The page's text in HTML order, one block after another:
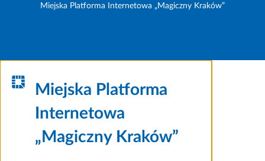
Miejska Platforma Internetowa „Magiczny Kraków”
Miejska Platforma
Internetowa
„Magiczny Kraków”